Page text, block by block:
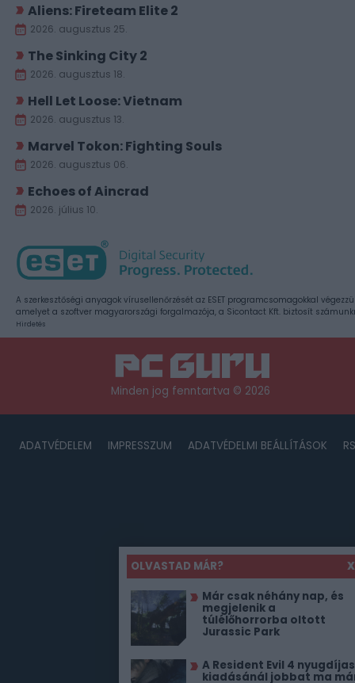
OLVASTAD MÁR?
X
Már csak néhány nap, és
megjelenik a
túlélőhorrorba oltott
Jurassic Park
A Resident Evil 4 nyugdíjas
kiadásánál jobbat ma
Aliens: Fireteam Elite 2
2026. augusztus 25.
The Sinking City 2
2026. augusztus 18.
Hell Let Loose: Vietnam
2026. augusztus 13.
Marvel Tokon: Fighting Souls
2026. augusztus 06.
Echoes of Aincrad
2026. július 10.
A szerkesztőségi anyagok vírusellenőrzését az ESET programcsomagokkal
amelyet a szoftver magyarországi forgalmazója, a Sicontact Kft. biztosít
Hirdetés
Minden jog fenntartva © 2026
ADATVÉDELEM IMPRESSZUM ADATVÉDELMI BEÁLLÍTÁSOK